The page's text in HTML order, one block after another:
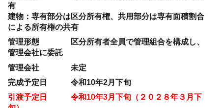
有
建物：専有部分は区分所有権、共用部分は専有面積割合
による所有権の共有
管理形態 区分所有者全員で管理組合を構成し、
管理会社に委託
管理会社 未定
完成予定日 令和10年2月下旬
引渡予定日 令和10年3月下旬（２０２８年３月下